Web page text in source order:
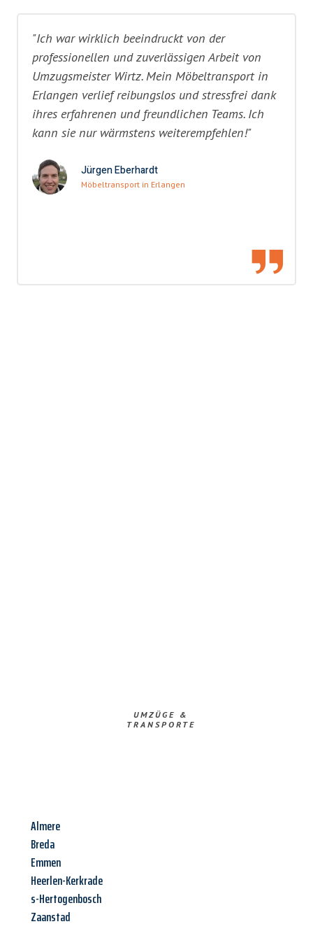
"Ich war wirklich beeindruckt von der
professionellen und zuverlässigen Arbeit von
Umzugsmeister Wirtz. Mein Möbeltransport in
Erlangen verlief reibungslos und stressfrei dank
ihres erfahrenen und freundlichen Teams. Ich
kann sie nur wärmstens weiterempfehlen!"
Jürgen Eberhardt
Möbeltransport in Erlangen
UMZÜGE &
TRANSPORTE
Almere
Breda
Emmen
Heerlen-Kerkrade
s-Hertogenbosch
Zaanstad